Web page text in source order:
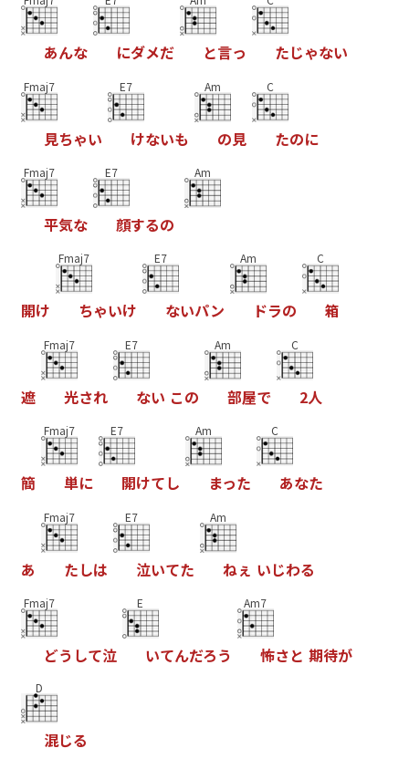
あんな にダメだ と言っ たじゃない
Fmaj7
見ちゃい
E7
けないも
Am
の見
C
たのに
Fmaj7
平気な
E7
顔するの
Am
開け
Fmaj7
ちゃいけ
E7
ないパン
Am
ドラの
C
箱
遮
Fmaj7
光され
E7
ない この
Am
部屋で
C
2人
簡
Fmaj7
単に
E7
開けてし
Am
まった
C
あなた
あ
Fmaj7
たしは
E7
泣いてた
Am
ねぇ いじわる
Fmaj7
どう して泣
E
いてんだろう
Am7
怖さと 期待が
D
混じる